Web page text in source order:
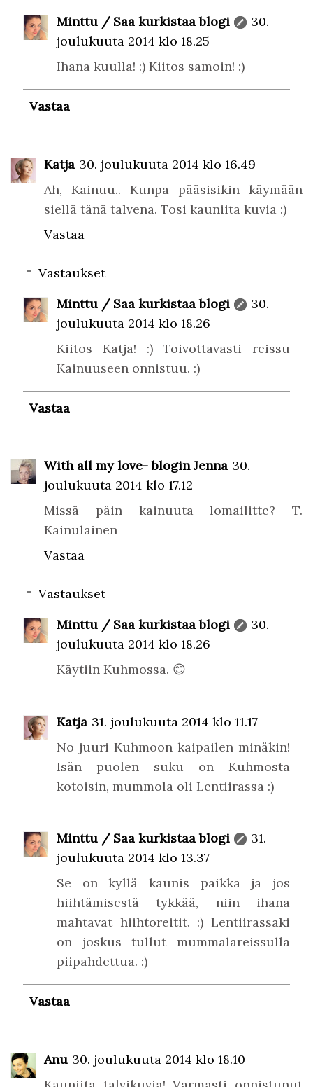
Minttu / Saa kurkistaa blogi
30.
joulukuuta 2014 klo 18.25
Ihana kuulla! :) Kiitos samoin! :)
Vastaa
Katja 30. joulukuuta 2014 klo 16.49
Ah, Kainuu.. Kunpa pääsisikin käymään
siellä tänä talvena. Tosi kauniita kuvia :)
Vastaa
Vastaukset
Minttu / Saa kurkistaa blogi
30.
joulukuuta 2014 klo 18.26
Kiitos Katja! :) Toivottavasti reissu
Kainuuseen onnistuu. :)
Vastaa
With all my love- blogin Jenna 30.
joulukuuta 2014 klo 17.12
Missä päin kainuuta lomailitte? T.
Kainulainen
Vastaa
Vastaukset
Minttu / Saa kurkistaa blogi
30.
joulukuuta 2014 klo 18.26
Käytiin Kuhmossa. 😊
Katja 31. joulukuuta 2014 klo 11.17
No juuri Kuhmoon kaipailen minäkin!
Isän puolen suku on Kuhmosta
kotoisin, mummola oli Lentiirassa :)
Minttu / Saa kurkistaa blogi
31.
joulukuuta 2014 klo 13.37
Se on kyllä kaunis paikka ja jos
hiihtämisestä tykkää, niin ihana
mahtavat hiihtoreitit. :) Lentiirassaki
on joskus tullut mummalareissulla
piipahdettua. :)
Vastaa
Anu 30. joulukuuta 2014 klo 18.10